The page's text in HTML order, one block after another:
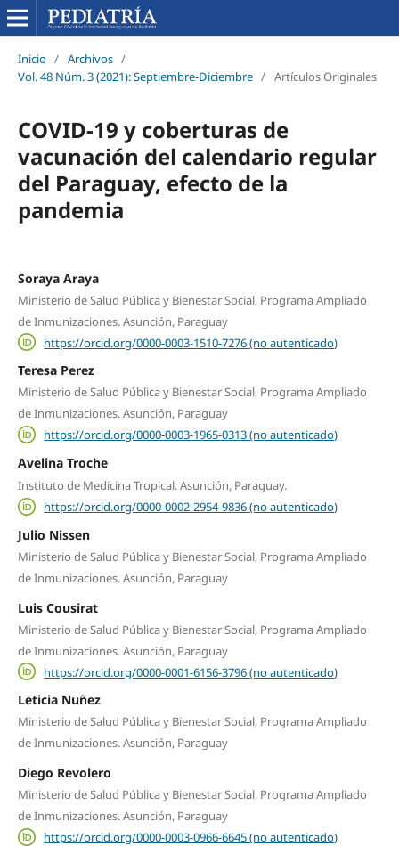
Inicio / Archivos /
Vol. 48 Núm. 3 (2021): Septiembre-Diciembre / Artículos Originales
COVID-19 y coberturas de
vacunación del calendario regular
del Paraguay, efecto de la
pandemia
Soraya Araya
Ministerio de Salud Pública y Bienestar Social, Programa Ampliado
de Inmunizaciones. Asunción, Paraguay
https://orcid.org/0000-0003-1510-7276 (no autenticado)
Teresa Perez
Ministerio de Salud Pública y Bienestar Social, Programa Ampliado
de Inmunizaciones. Asunción, Paraguay
https://orcid.org/0000-0003-1965-0313 (no autenticado)
Avelina Troche
Instituto de Medicina Tropical. Asunción, Paraguay.
https://orcid.org/0000-0002-2954-9836 (no autenticado)
Julio Nissen
Ministerio de Salud Pública y Bienestar Social, Programa Ampliado
de Inmunizaciones. Asunción, Paraguay
Luis Cousirat
Ministerio de Salud Pública y Bienestar Social, Programa Ampliado
de Inmunizaciones. Asunción, Paraguay
https://orcid.org/0000-0001-6156-3796 (no autenticado)
Leticia Nuñez
Ministerio de Salud Pública y Bienestar Social, Programa Ampliado
de Inmunizaciones. Asunción, Paraguay
Diego Revolero
Ministerio de Salud Pública y Bienestar Social, Programa Ampliado
de Inmunizaciones. Asunción, Paraguay
https://orcid.org/0000-0003-0966-6645 (no autenticado)